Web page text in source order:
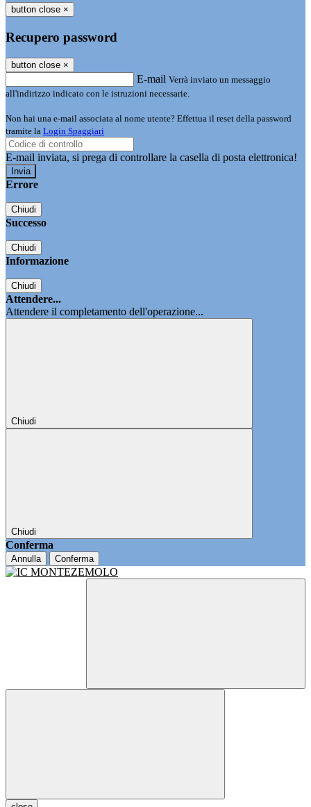
button close ×
Recupero password
button close ×
E-mail Verrà inviato un messaggio
all'indirizzo indicato con le istruzioni necessarie.
Non hai una e-mail associata al nome utente? Effettua il reset della password
tramite la Login Spaggiari
E-mail inviata, si prega di controllare la casella di posta elettronica!
Errore
Chiudi
Successo
Chiudi
Informazione
Chiudi
Attendere...
Attendere il completamento dell'operazione...
Chiudi
Chiudi
Conferma
Annulla Conferma